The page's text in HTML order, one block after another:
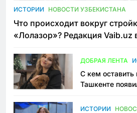
ИСТОРИИ НОВОСТИ УЗБЕКИСТАНА
Что происходит вокруг
«Лолазор»? Редакция Vaib.uz
ДОБРАЯ ЛЕНТА
С кем оставить
Ташкенте
ИСТОРИИ